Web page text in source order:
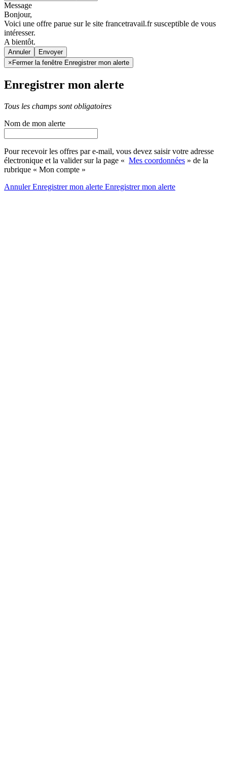
Message
Bonjour,
Voici une offre parue sur le site francetravail.fr susceptible de vous
intéresser.
A bientôt.
Annuler
× Fermer la fenêtre Enregistrer mon alerte
Enregistrer mon alerte
Tous les champs sont obligatoires
Nom de mon alerte
Pour recevoir les offres par e-mail, vous devez saisir votre adresse
électronique et la valider sur la page « Mes coordonnées » de la
rubrique « Mon compte »
AnnulerEnregistrer mon alerte Enregistrermon alerte